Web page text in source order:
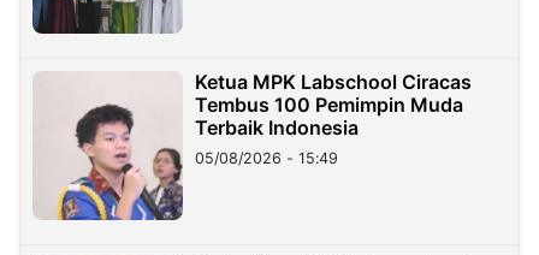
Ketua MPK Labschool Ciracas
Tembus 100 Pemimpin Muda
Terbaik Indonesia
05/08/2026 - 15:49